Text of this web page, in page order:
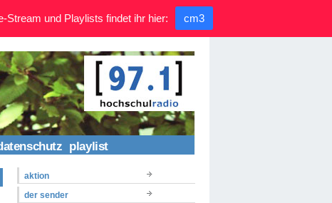
playlist
aktion
der sender
Stream und Playlists findet ihr hier: cm3